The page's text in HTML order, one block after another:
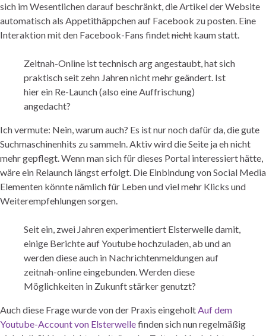
sich im Wesentlichen darauf beschränkt, die Artikel der Website
automatisch als Appetithäppchen auf Facebook zu posten. Eine
Interaktion mit den Facebook-Fans findetnicht kaum statt.
Zeitnah-Online ist technisch arg angestaubt, hat sich
praktisch seit zehn Jahren nicht mehr geändert. Ist
hier ein Re-Launch (also eine Auffrischung)
angedacht?
Ich vermute: Nein, warum auch? Es ist nur noch dafür da, die gute
Suchmaschinenhits zu sammeln. Aktiv wird die Seite ja eh nicht
mehr gepflegt. Wenn man sich für dieses Portal interessiert hätte,
wäre ein Relaunch längst erfolgt. Die Einbindung von Social Media
Elementen könnte nämlich für Leben und viel mehr Klicks und
Weiterempfehlungen sorgen.
Seit ein, zwei Jahren experimentiert Elsterwelle damit,
einige Berichte auf Youtube hochzuladen, ab und an
werden diese auch in Nachrichtenmeldungen auf
zeitnah-online eingebunden. Werden diese
Möglichkeiten in Zukunft stärker genutzt?
Auch diese Frage wurde von der Praxis eingeholtAuf dem
Youtube-Account von Elsterwellefinden sich nun regelmäßig